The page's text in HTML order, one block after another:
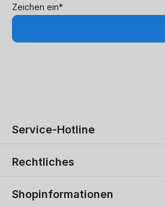
Zeichen ein*
Service-Hotline
Rechtliches
Shopinformationen